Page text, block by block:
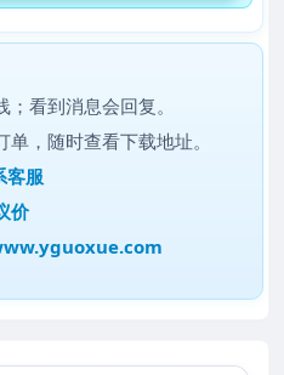
看到消息会回复。
单，随时查看下载地址。
客服
价